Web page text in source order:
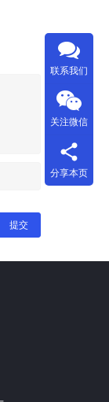
提交
联系我们
关注微信
分享本页